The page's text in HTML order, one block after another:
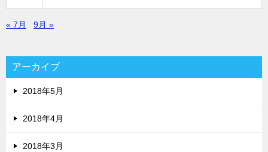
« 7月 9月 »
アーカイブ
2018年5月
2018年4月
2018年3月